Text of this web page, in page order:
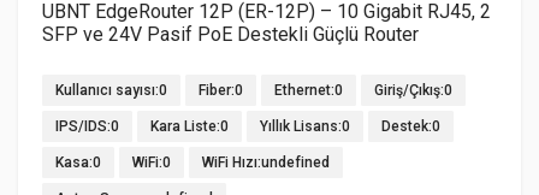
UBNT EdgeRouter 12P (ER-12P) – 10 Gigabit RJ45, 2
SFP ve 24V Pasif PoE Destekli Güçlü Router
Kullanıcı sayısı:0 Fiber:0 Ethernet:0 Giriş/Çıkış:0
IPS/IDS:0 Kara Liste:0 Yıllık Lisans:0 Destek:0
Kasa:0 WiFi:0 WiFi Hızı:undefined